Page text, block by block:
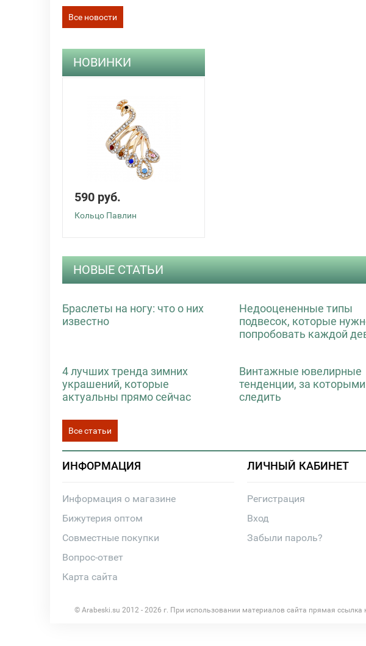
Все новости
НОВИНКИ
590 руб.
Кольцо Павлин
НОВЫЕ СТАТЬИ
Браслеты на ногу: что о них
известно
Недооцененные типы
подвесок, которые
попробовать каждой
4 лучших тренда зимних
украшений, которые
актуальны прямо сейчас
Винтажные ювелирные
тенденции, за
следить
Все статьи
ИНФОРМАЦИЯ
Информация о магазине
Бижутерия оптом
Совместные покупки
Вопрос-ответ
Карта сайта
ЛИЧНЫЙ КАБИНЕТ
Регистрация
Вход
Забыли пароль?
© Arabeski.su 2012 - 2026 г. При использовании материалов сайта прямая ссылка